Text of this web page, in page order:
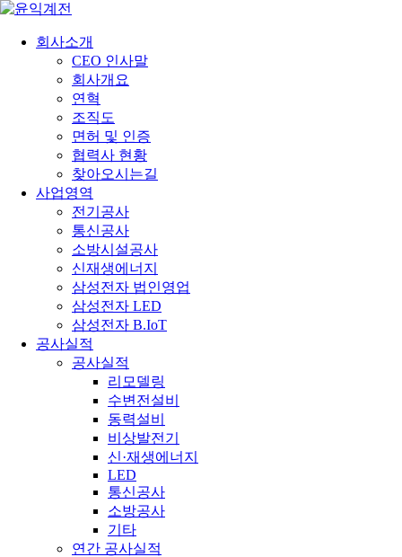
회사소개
CEO 인사말
회사개요
연혁
조직도
면허 및 인증
협력사 현황
찾아오시는길
사업영역
전기공사
통신공사
소방시설공사
신재생에너지
삼성전자 법인영업
삼성전자 LED
삼성전자 B.IoT
공사실적
공사실적
리모델링
수변전설비
동력설비
비상발전기
신·재생에너지
LED
통신공사
소방공사
기타
연간 공사실적